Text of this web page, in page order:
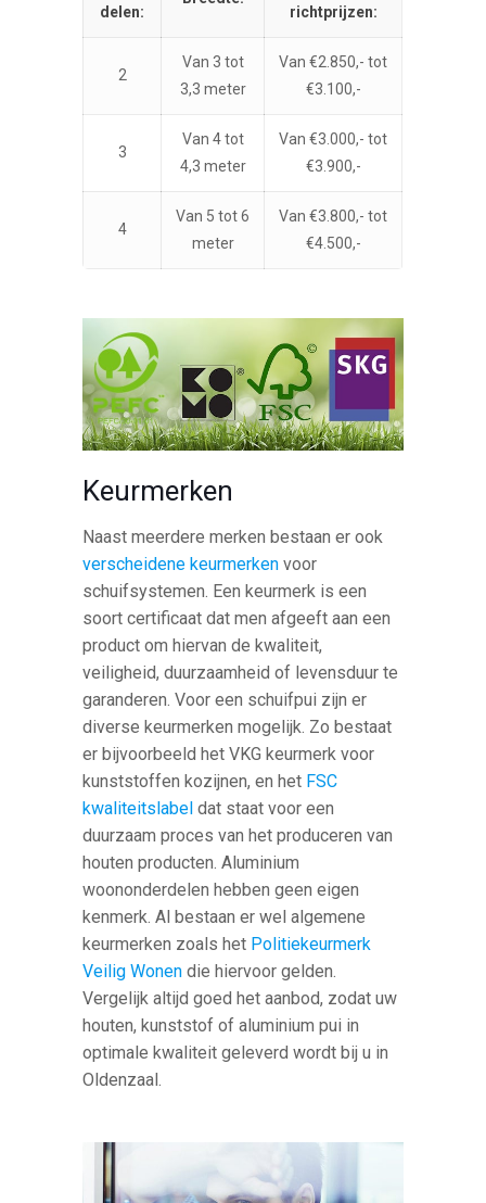
delen:
richtprijzen:
2
Van 3 tot
3,3 meter
Van €2.850,- tot
€3.100,-
3
Van 4 tot
4,3 meter
Van €3.000,- tot
€3.900,-
4
Van 5 tot 6
meter
Van €3.800,- tot
€4.500,-
Keurmerken
Naast meerdere merken bestaan er ook
verscheidene keurmerken voor
schuifsystemen. Een keurmerk is een
soort certificaat dat men afgeeft aan een
product om hiervan de kwaliteit,
veiligheid, duurzaamheid of levensduur te
garanderen. Voor een schuifpui zijn er
diverse keurmerken mogelijk. Zo bestaat
er bijvoorbeeld het VKG keurmerk voor
kunststoffen kozijnen, en het FSC
kwaliteitslabel dat staat voor een
duurzaam proces van het produceren van
houten producten. Aluminium
woononderdelen hebben geen eigen
kenmerk. Al bestaan er wel algemene
keurmerken zoals het Politiekeurmerk
Veilig Wonen die hiervoor gelden.
Vergelijk altijd goed het aanbod, zodat uw
houten, kunststof of aluminium pui in
optimale kwaliteit geleverd wordt bij u in
Oldenzaal.